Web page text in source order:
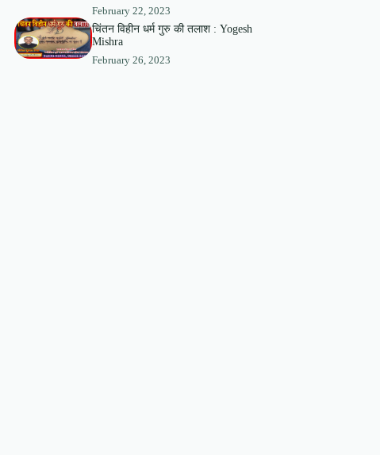
February 22, 2023
चिंतन विहीन धर्म गुरु की तलाश : Yogesh
Mishra
February 26, 2023